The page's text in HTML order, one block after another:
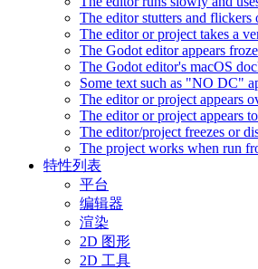
The editor stutters and
The editor or project takes a
The Godot editor appears
The Godot editor's macOS
Some text such as "NO DC"
The editor or project appears
The editor or project appears
The editor/project freezes or
The project works when run
特性列表
平台
编辑器
渲染
2D 图形
2D 工具